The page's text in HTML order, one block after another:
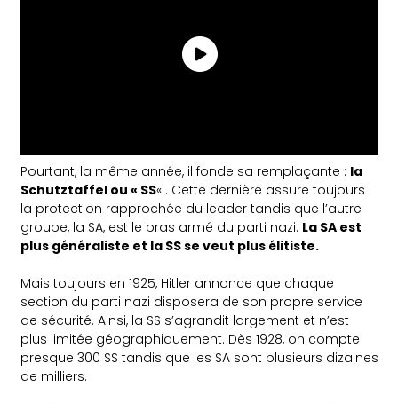
Pourtant, la même année, il fonde sa remplaçante : la
Schutztaffel ou « SS« . Cette dernière assure toujours
la protection rapprochée du leader tandis que l’autre
groupe, la SA, est le bras armé du parti nazi. La SA est
plus généraliste et la SS se veut plus élitiste.
Mais toujours en 1925, Hitler annonce que chaque
section du parti nazi disposera de son propre service
de sécurité. Ainsi, la SS s’agrandit largement et n’est
plus limitée géographiquement. Dès 1928, on compte
presque 300 SS tandis que les SA sont plusieurs dizaines
de milliers.